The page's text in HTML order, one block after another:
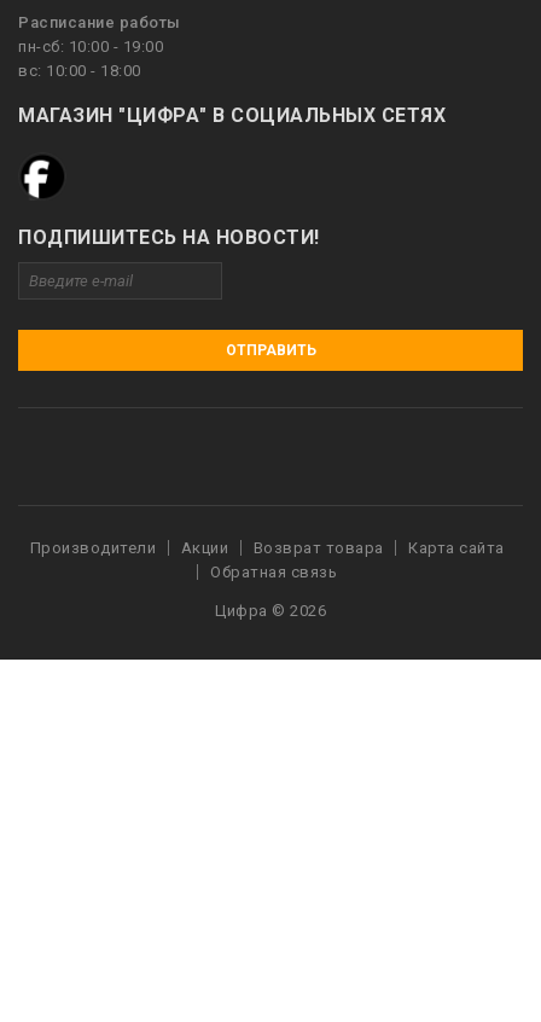
Расписание работы
пн-сб: 10:00 - 19:00
вс: 10:00 - 18:00
МАГАЗИН "ЦИФРА" В СОЦИАЛЬНЫХ СЕТЯХ
ПОДПИШИТЕСЬ НА НОВОСТИ!
ОТПРАВИТЬ
Производители Акции Возврат товара
Карта сайта
Обратная связь
Цифра © 2026